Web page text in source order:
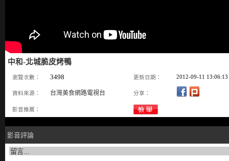
中和-北城脆皮烤鴨
瀏覽次數： 3498 更新日期： 2012-09-11 13:06:13
資料來源： 台灣美食網路電視台 分享：
影音推薦：
影音評論